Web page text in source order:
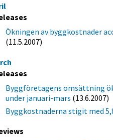
Ökningen av byggkostnader
(11.5.2007)
Byggföretagens omsättning
under januari-mars (13.6.2007)
Byggkostnaderna stigit med